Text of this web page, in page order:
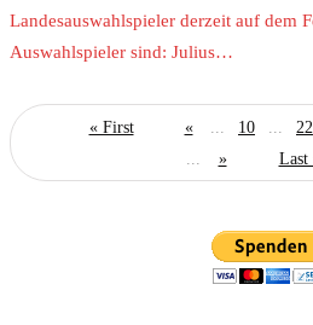
Landesauswahlspieler derzeit auf dem
Auswahlspieler sind: Julius…
« First « ... 10 ... 22
...
» Last